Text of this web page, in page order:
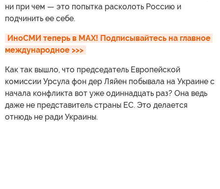
ни при чем — это попытка расколоть Россию и
подчинить ее себе.
ИноСМИ теперь в MAX! Подписывайтесь на главное
международное >>>
Как так вышло, что председатель Европейской
комиссии Урсула фон дер Ляйен побывала на Украине с
начала конфликта вот уже одиннадцать раз? Она ведь
даже не представитель страны ЕС. Это делается
отнюдь не ради Украины.